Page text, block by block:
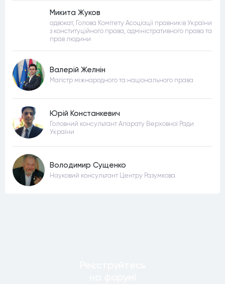
Микита Жуков
адвокат, Голова Комітету Асоціації правників України
з конституційного права, адміністративного права та
прав людини
Валерій Желнін
Магістр міжнародного та національного права
Юрій Констанкевич
Головний консультант Апарату Верховної Ради
України
Володимир Сущенко
Науковий консультант Центру Разумкова